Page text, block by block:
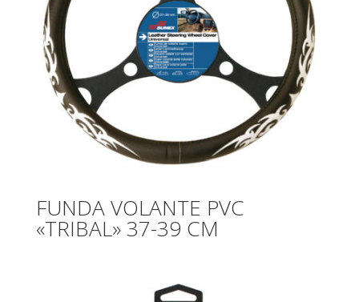
FUNDA VOLANTE PVC
«TRIBAL» 37-39 CM